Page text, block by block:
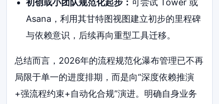
Asana，利用其甘特图视图建立初步的里程碑
与依赖意识，后续再向重型工具迁移。
总结而言，2026年的流程规范化瀑布管理已不再
局限于单一的进度排期，而是向“深度依赖推演
+强流程约束+自动化合规”演进。明确自身业务